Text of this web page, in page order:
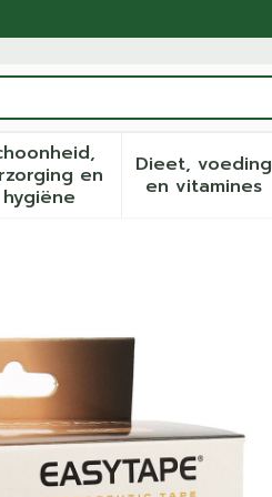
en
hygiëneToon submenu voor
Dieet, voeding
en vitamines
Toon
Kinesiology